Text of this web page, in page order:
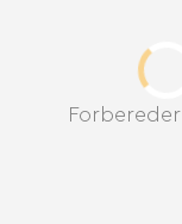
Forbereder